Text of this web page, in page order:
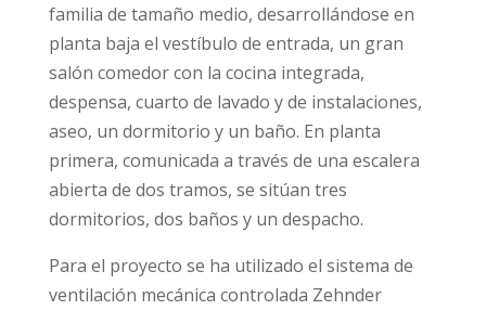
familia de tamaño medio, desarrollándose en
planta baja el vestíbulo de entrada, un gran
salón comedor con la cocina integrada,
despensa, cuarto de lavado y de instalaciones,
aseo, un dormitorio y un baño. En planta
primera, comunicada a través de una escalera
abierta de dos tramos, se sitúan tres
dormitorios, dos baños y un despacho.
Para el proyecto se ha utilizado el sistema de
ventilación mecánica controlada Zehnder